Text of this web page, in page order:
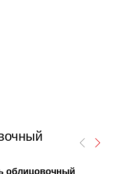
облицовочный